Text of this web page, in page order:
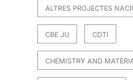
ALTRES PROJECTES
CBE JU CDTI
CHEMISTRY AND